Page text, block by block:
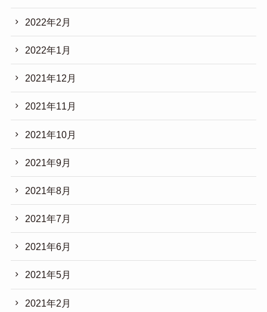
2022年2月
2022年1月
2021年12月
2021年11月
2021年10月
2021年9月
2021年8月
2021年7月
2021年6月
2021年5月
2021年2月